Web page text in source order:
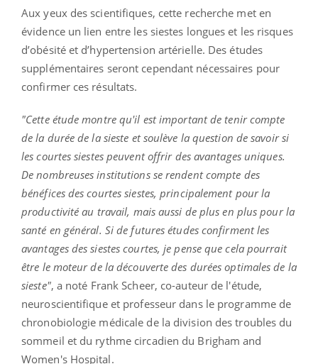
Aux yeux des scientifiques, cette recherche met en
évidence un lien entre les siestes longues et les risques
d’obésité et d’hypertension artérielle. Des études
supplémentaires seront cependant nécessaires pour
confirmer ces résultats.
"Cette étude montre qu'il est important de tenir compte
de la durée de la sieste et soulève la question de savoir si
les courtes siestes peuvent offrir des avantages uniques.
De nombreuses institutions se rendent compte des
bénéfices des courtes siestes, principalement pour la
productivité au travail, mais aussi de plus en plus pour la
santé en général. Si de futures études confirment les
avantages des siestes courtes, je pense que cela pourrait
être le moteur de la découverte des durées optimales de la
sieste", a noté Frank Scheer, co-auteur de l'étude,
neuroscientifique et professeur dans le programme de
chronobiologie médicale de la division des troubles du
sommeil et du rythme circadien du Brigham and
Women's Hospital.